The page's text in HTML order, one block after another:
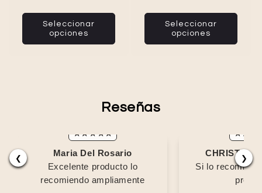
Seleccionar
opciones
Seleccionar
opciones
Reseñas
❮ ❯
Maria Del Rosario
Excelente producto lo
recomiendo ampliamente
CHRISTIAN
Si lo